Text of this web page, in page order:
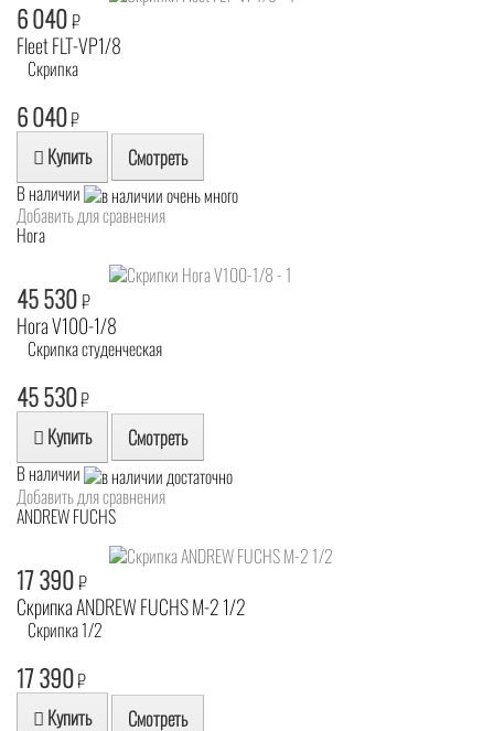
6 040₽
Fleet FLT-VP1/8
Скрипка
6 040₽
Купить Смотреть
В наличии
Добавить для сравнения
Hora
45 530₽
Hora V100-1/8
Скрипка студенческая
45 530₽
Купить Смотреть
В наличии
Добавить для сравнения
ANDREW FUCHS
17 390₽
Скрипка ANDREW FUCHS M-2 1/2
Скрипка 1/2
17 390₽
Купить Смотреть